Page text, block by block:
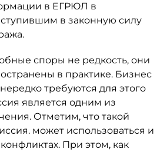
в ЕГРЮЛ в
в законную силу
споры не редкость, они
в практике. Бизнес
требуются для этого
является одним из
Отметим, что такой
может использоваться и
При этом, как